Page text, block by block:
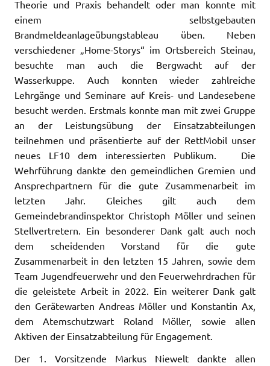
Theorie und Praxis behandelt oder man konnte mit
einem selbstgebauten
Brandmeldeanlageübungstableau üben. Neben
verschiedener „Home-Storys“ im Ortsbereich Steinau,
besuchte man auch die Bergwacht auf der
Wasserkuppe. Auch konnten wieder zahlreiche
Lehrgänge und Seminare auf Kreis- und Landesebene
besucht werden. Erstmals konnte man mit zwei Gruppe
an der Leistungsübung der Einsatzabteilungen
teilnehmen und präsentierte auf der RettMobil unser
neues LF10 dem interessierten Publikum. Die
Wehrführung dankte den gemeindlichen Gremien und
Ansprechpartnern für die gute Zusammenarbeit im
letzten Jahr. Gleiches gilt auch dem
Gemeindebrandinspektor Christoph Möller und seinen
Stellvertretern. Ein besonderer Dank galt auch noch
dem scheidenden Vorstand für die gute
Zusammenarbeit in den letzten 15 Jahren, sowie dem
Team Jugendfeuerwehr und den Feuerwehrdrachen für
die geleistete Arbeit in 2022. Ein weiterer Dank galt
den Gerätewarten Andreas Möller und Konstantin Ax,
dem Atemschutzwart Roland Möller, sowie allen
Aktiven der Einsatzabteilung für Engagement.
Der 1. Vorsitzende Markus Niewelt dankte allen